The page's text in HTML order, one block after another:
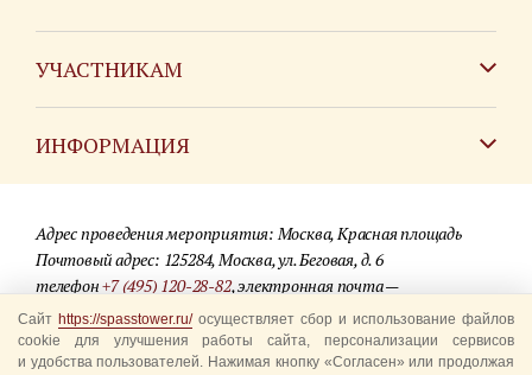
УЧАСТНИКАМ
ИНФОРМАЦИЯ
Для СМИ
Где купить билеты
Акции
Адрес проведения мероприятия: Москва, Красная площадь
Почтовый адрес: 125284, Москва, ул. Беговая, д. 6
телефон+7 (495) 120-28-82, электронная почта —
info@spasstower.ru
© 2009-2025 Официальный сайт фестиваля «Спасская башня»
Сайт https://spasstower.ru/осуществляет сбор и использование файлов
cookie для улучшения работы сайта, персонализации сервисов
и удобства пользователей. Нажимая кнопку «Согласен» или продолжая